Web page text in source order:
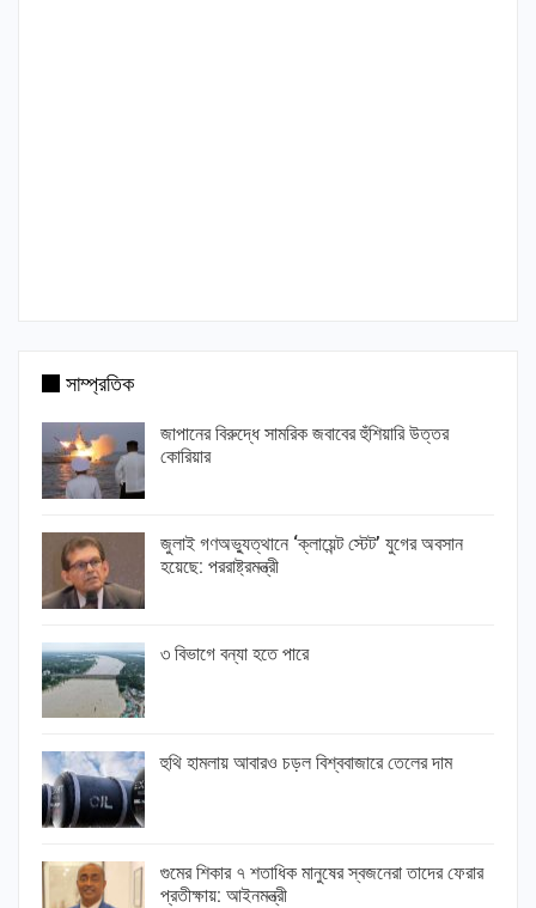
সাম্প্রতিক
জাপানের বিরুদ্ধে সামরিক জবাবের হুঁশিয়ারি উত্তর
কোরিয়ার
জুলাই গণঅভ্যুত্থানে ‘ক্লায়েন্ট স্টেট’ যুগের অবসান
হয়েছে: পররাষ্ট্রমন্ত্রী
৩ বিভাগে বন্যা হতে পারে
হুথি হামলায় আবারও চড়ল বিশ্ববাজারে তেলের দাম
গুমের শিকার ৭ শতাধিক মানুষের স্বজনেরা তাদের ফেরার
প্রতীক্ষায়: আইনমন্ত্রী